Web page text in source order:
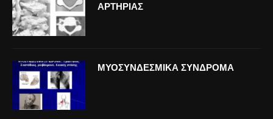
ΑΡΤΗΡΙΑΣ
ΜΥΟΣΥΝΔΕΣΜΙΚΑ ΣΥΝΔΡΟΜΑ